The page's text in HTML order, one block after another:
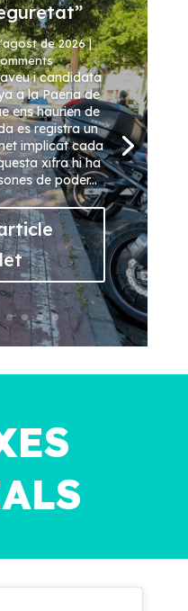
de 2026|
i candidata
a la Paeria de
ens haurien de
es registra un
implicat cada
xifra hi ha
de poder...